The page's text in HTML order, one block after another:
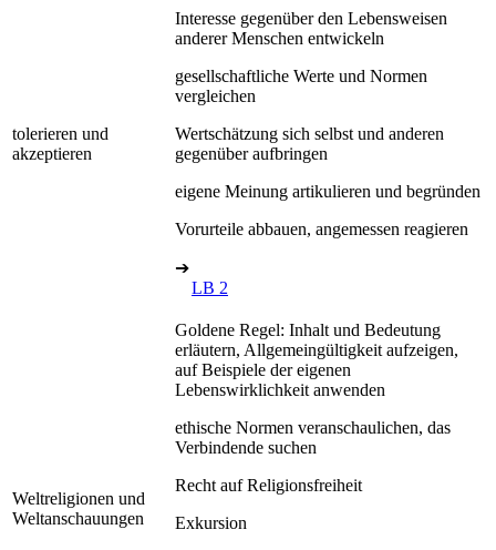
tolerieren und
akzeptieren
Interesse gegenüber den Lebensweisen
anderer Menschen entwickeln
gesellschaftliche Werte und Normen
vergleichen
Wertschätzung sich selbst und anderen
gegenüber aufbringen
eigene Meinung artikulieren und begründen
Vorurteile abbauen, angemessen reagieren
➔
LB 2
Weltreligionen und
Weltanschauungen
Goldene Regel: Inhalt und Bedeutung
erläutern, Allgemeingültigkeit aufzeigen,
auf Beispiele der eigenen
Lebenswirklichkeit anwenden
ethische Normen veranschaulichen, das
Verbindende suchen
Recht auf Religionsfreiheit
Exkursion